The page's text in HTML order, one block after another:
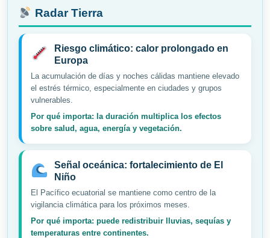
Radar Tierra
Riesgo climático: calor prolongado en
Europa
La acumulación de días y noches cálidas mantiene elevado
el estrés térmico, especialmente en ciudades y grupos
vulnerables.
Por qué importa: la duración multiplica los efectos
sobre salud, agua, energía y vegetación.
Señal oceánica: fortalecimiento de El
Niño
El Pacífico ecuatorial se mantiene como centro de la
vigilancia climática para los próximos meses.
Por qué importa: puede redistribuir lluvias, sequías y
temperaturas entre continentes.